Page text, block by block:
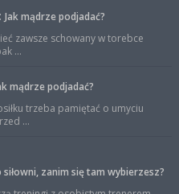
Jak mądrze podjadać?
zawsze schowany w torebce
...
mądrze podjadać?
trzeba pamiętać o umyciu
...
zanim się tam wybierzesz?